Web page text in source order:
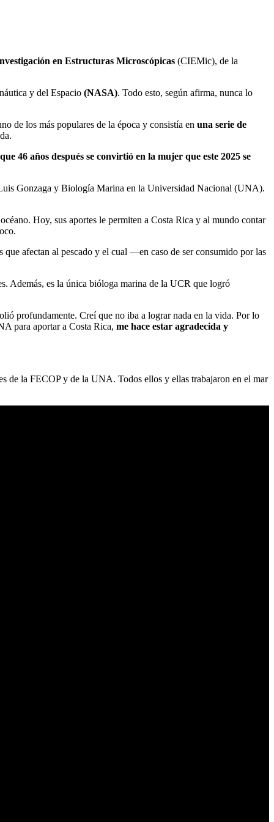
en Estructuras Microscópicas (CIEMic), de la
y del Espacio (NASA). Todo esto, según afirma, nunca lo
de los más populares de la época y consistía en una serie de
que 46 años después se convirtió en la mujer que este 2025 se
Gonzaga y Biología Marina en la Universidad Nacional (UNA).
Hoy, sus aportes le permiten a Costa Rica y al mundo contar
afectan al pescado y el cual —en caso de ser consumido por las
Además, es la única bióloga marina de la UCR que logró
profundamente. Creí que no iba a lograr nada en la vida. Por lo
para aportar a Costa Rica, me hace estar agradecida y
de la FECOP y de la UNA. Todos ellos y ellas trabajaron en el mar